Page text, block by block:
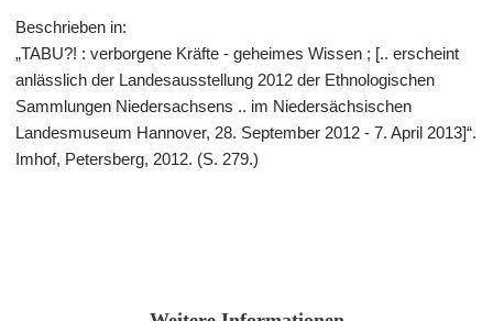
Beschrieben in:
„TABU?! : verborgene Kräfte - geheimes Wissen ; [.. erscheint
anlässlich der Landesausstellung 2012 der Ethnologischen
Sammlungen Niedersachsens .. im Niedersächsischen
Landesmuseum Hannover, 28. September 2012 - 7. April 2013]“.
Imhof, Petersberg, 2012. (S. 279.)